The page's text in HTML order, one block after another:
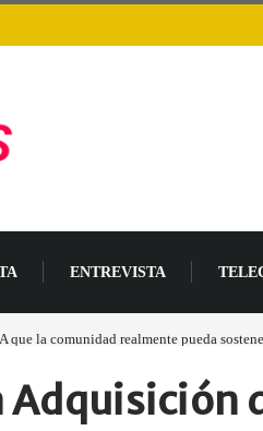
ENTREVISTA
que la comunidad realmente pueda
Adquisición